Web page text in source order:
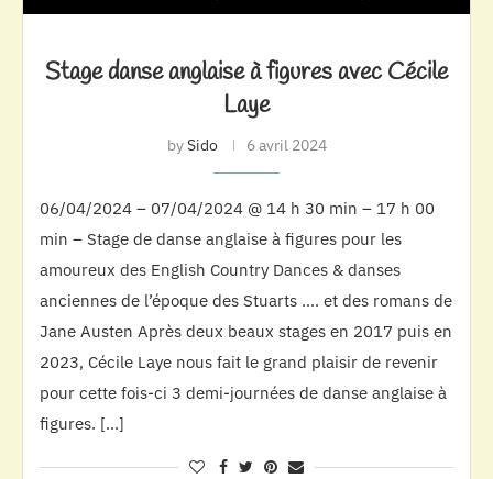
Stage danse anglaise à figures avec Cécile
Laye
bySido 6 avril 2024
06/04/2024 – 07/04/2024 @ 14 h 30 min – 17 h 00
min – Stage de danse anglaise à figures pour les
amoureux des English Country Dances & danses
anciennes de l’époque des Stuarts …. et des romans de
Jane Austen Après deux beaux stages en 2017 puis en
2023, Cécile Laye nous fait le grand plaisir de revenir
pour cette fois-ci 3 demi-journées de danse anglaise à
figures. […]